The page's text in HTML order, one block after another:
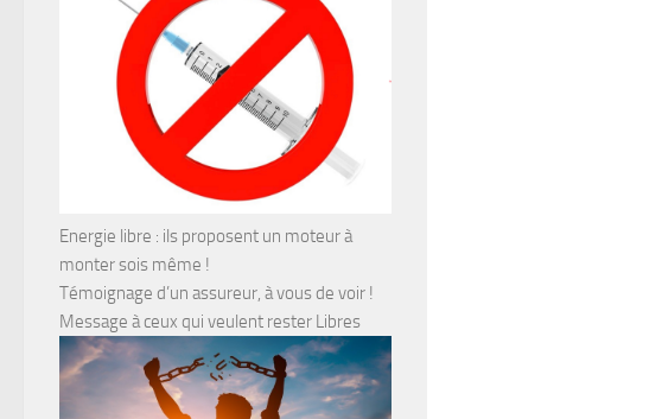
Energie libre : ils proposent un moteur à
monter sois même !
Témoignage d’un assureur, à vous de voir !
Message à ceux qui veulent rester Libres